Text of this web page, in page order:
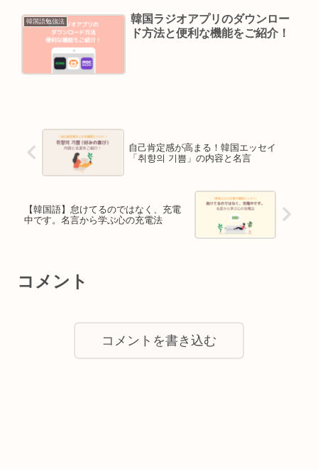
韓国語勉強法
韓国ラジオアプリのダウンロー
ド方法と便利な機能をご紹介！
自己肯定感が高まる！韓国エッセイ
「취향의 기쁨」の内容と名言
【韓国語】怠けてるのではなく、充電
中です。名言から学ぶ心の充電法
コメント
コメントを書き込む